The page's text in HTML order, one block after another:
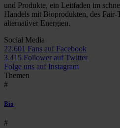
und Produkte, ein Leitfaden im
Handels mit Bioprodukten, des Fair-
alternativer Energien.
Social Media
22.601 Fans auf Facebook
3.415 Follower auf Twitter
Folge uns auf Instagram
Themen
#
Bio
#